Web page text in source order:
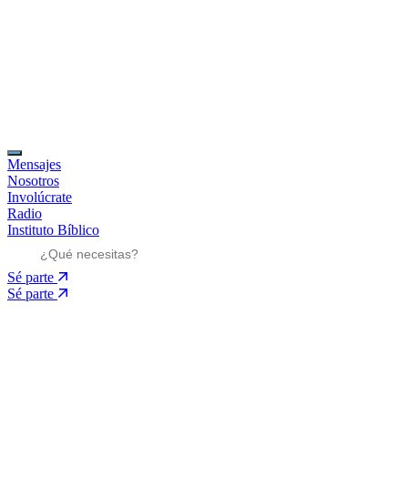
Mensajes
Nosotros
Involúcrate
Radio
Instituto Bíblico
Sé parte
Sé parte